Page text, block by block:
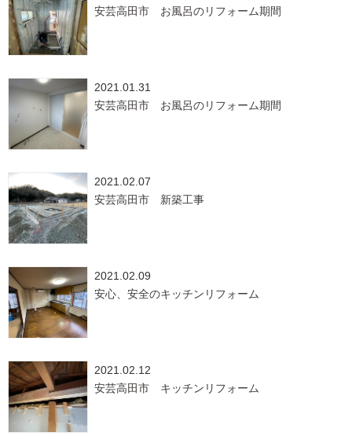
安芸高田市 お風呂のリフォーム期間
2021.01.31
安芸高田市 お風呂のリフォーム期間
2021.02.07
安芸高田市 新築工事
2021.02.09
安心、安全のキッチンリフォーム
2021.02.12
安芸高田市 キッチンリフォーム